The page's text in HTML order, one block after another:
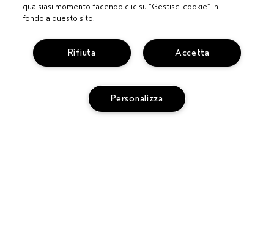
DIVENTA UN SALONE AVEDA
qualsiasi momento facendo clic su “Gestisci cookie” in
fondo a questo sito.
Accetta
Rifiuta
Personalizza